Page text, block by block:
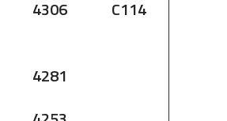
4306
C114
4281